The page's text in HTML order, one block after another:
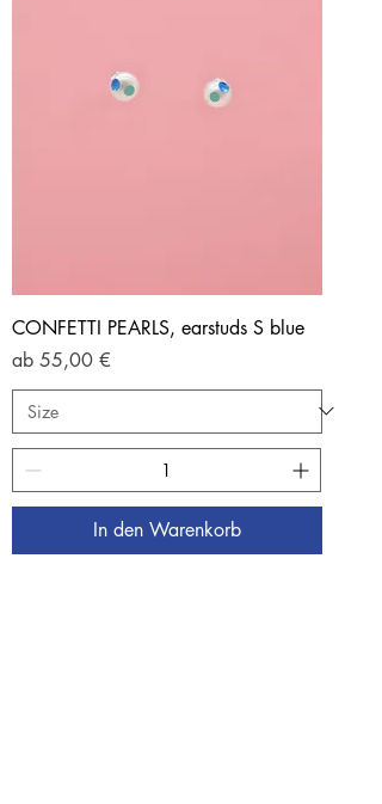
CONFETTI PEARLS, earstuds S blue
ab 55,00 €
Sale-Preis
In den Warenkorb